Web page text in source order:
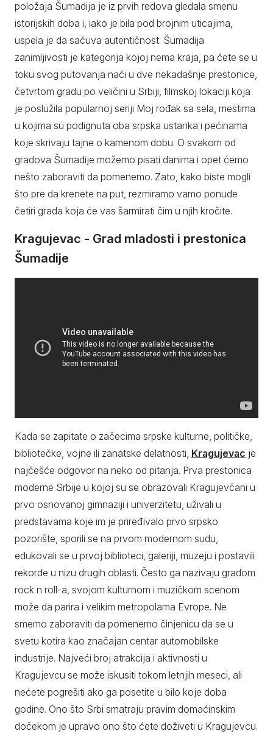
položaja Šumadija je iz prvih redova gledala smenu
istorijskih doba i, iako je bila pod brojnim uticajima,
uspela je da sačuva autentičnost. Šumadija
zanimljivosti je kategorija kojoj nema kraja, pa ćete se u
toku svog putovanja naći u dve nekadašnje prestonice,
četvrtom gradu po veličini u Srbiji, filmskoj lokaciji koja
je poslužila popularnoj seriji Moj rođak sa sela, mestima
u kojima su podignuta oba srpska ustanka i pećinama
koje skrivaju tajne o kamenom dobu. O svakom od
gradova Šumadije možemo pisati danima i opet ćemo
nešto zaboraviti da pomenemo. Zato, kako biste mogli
što pre da krenete na put, rezmiramo vamo ponude
četiri grada koja će vas šarmirati čim u njih kročite.
Kragujevac - Grad mladosti i prestonica
Šumadije
Kada se zapitate o začecima srpske kulturne, političke,
bibliotečke, vojne ili zanatske delatnosti, Kragujevac je
najčešće odgovor na neko od pitanja. Prva prestonica
moderne Srbije u kojoj su se obrazovali Kragujevčani u
prvo osnovanoj gimnaziji i univerzitetu, uživali u
predstavama koje im je priređivalo prvo srpsko
pozorište, sporili se na prvom modernom sudu,
edukovali se u prvoj biblioteci, galeriji, muzeju i postavili
rekorde u nizu drugih oblasti. Često ga nazivaju gradom
rock n roll-a, svojom kulturnom i muzičkom scenom
može da parira i velikim metropolama Evrope. Ne
smemo zaboraviti da pomenemo činjenicu da se u
svetu kotira kao značajan centar automobilske
industrije. Najveći broj atrakcija i aktivnosti u
Kragujevcu se može iskusiti tokom letnjih meseci, ali
nećete pogrešiti ako ga posetite u bilo koje doba
godine. Ono što Srbi smatraju pravim domaćinskim
dočekom je upravo ono što ćete doživeti u Kragujevcu.